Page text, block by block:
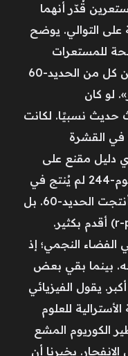
قُدّر أنهما
ملايين سنة على التوالي. يوضح
بصمة واضحة للمستعرات
الأعظمية التقليدية. لذلك بحثنا عن كل من الحديد-60
الآثار». لو كان
في حدث حديث نسبيًا. لكانت
موجودة في القشرة
دليل مقنع على
وجوده. يشير هذا إلى أن البلوتونيوم-244 لم يُنتج في
نفس المستعرات الأعظمية التي أنتجت الحديد-60. بل
يبدو أنه قادم من حدث (r-process) أقدم بكثير.
النجمي؛ إذ
أُنتج معه. بينما بقي بعض
ببطء أكبر. يقول الفيزيائي
للعلوم
الكوريوم المشع
في الانفجار. يخبرنا أن